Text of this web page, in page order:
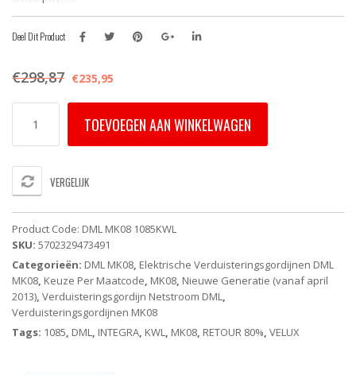
Deel Dit Product
€298,87 €235,95
MK08
INTEGRA
Elektrisch
-
Beige
(Op
Netstroom)
-
White
Line
TOEVOEGEN AAN WINKELWAGEN
VERGELIJK
Product Code: DML MK08 1085KWL
SKU: 5702329473491
Categorieën: DML MK08, Elektrische Verduisteringsgordijnen DML
MK08, Keuze Per Maatcode, MK08, Nieuwe Generatie (vanaf april
2013), Verduisteringsgordijn Netstroom DML,
Verduisteringsgordijnen MK08
Tags: 1085, DML, INTEGRA, KWL, MK08, RETOUR 80%, VELUX